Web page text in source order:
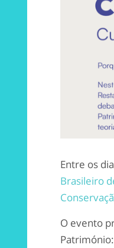
Entre os
Brasileiro
O evento